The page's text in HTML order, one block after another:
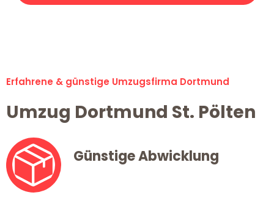
Erfahrene & günstige Umzugsfirma Dortmund
Umzug Dortmund St. Pölten
Günstige Abwicklung